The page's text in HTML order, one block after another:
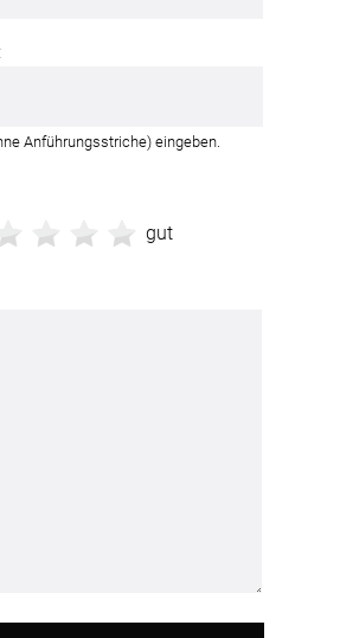
gut
Anführungsstriche) eingeben.